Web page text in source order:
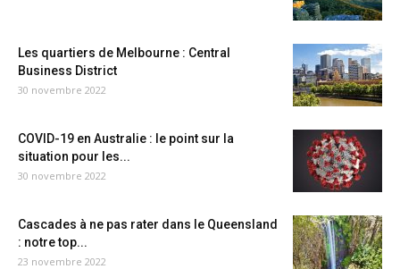
Les quartiers de Melbourne : Central
Business District
30 novembre 2022
COVID-19 en Australie : le point sur la
situation pour les...
30 novembre 2022
Cascades à ne pas rater dans le Queensland
: notre top...
23 novembre 2022